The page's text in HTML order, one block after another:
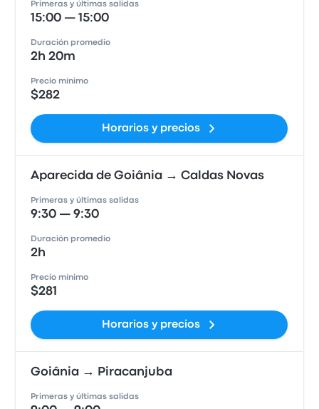
Primeras y últimas salidas
15:00 — 15:00
Duración promedio
2h 20m
Precio mínimo
$282
Horarios y precios
Aparecida de Goiânia → Caldas Novas
Primeras y últimas salidas
9:30 — 9:30
Duración promedio
2h
Precio mínimo
$281
Horarios y precios
Goiânia → Piracanjuba
Primeras y últimas salidas